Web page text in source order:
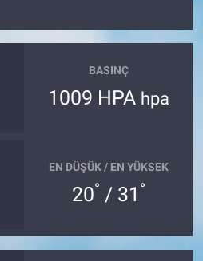
BASINÇ
1009 HPA hpa
EN DÜŞÜK / EN YÜKSEK
20° / 31 °